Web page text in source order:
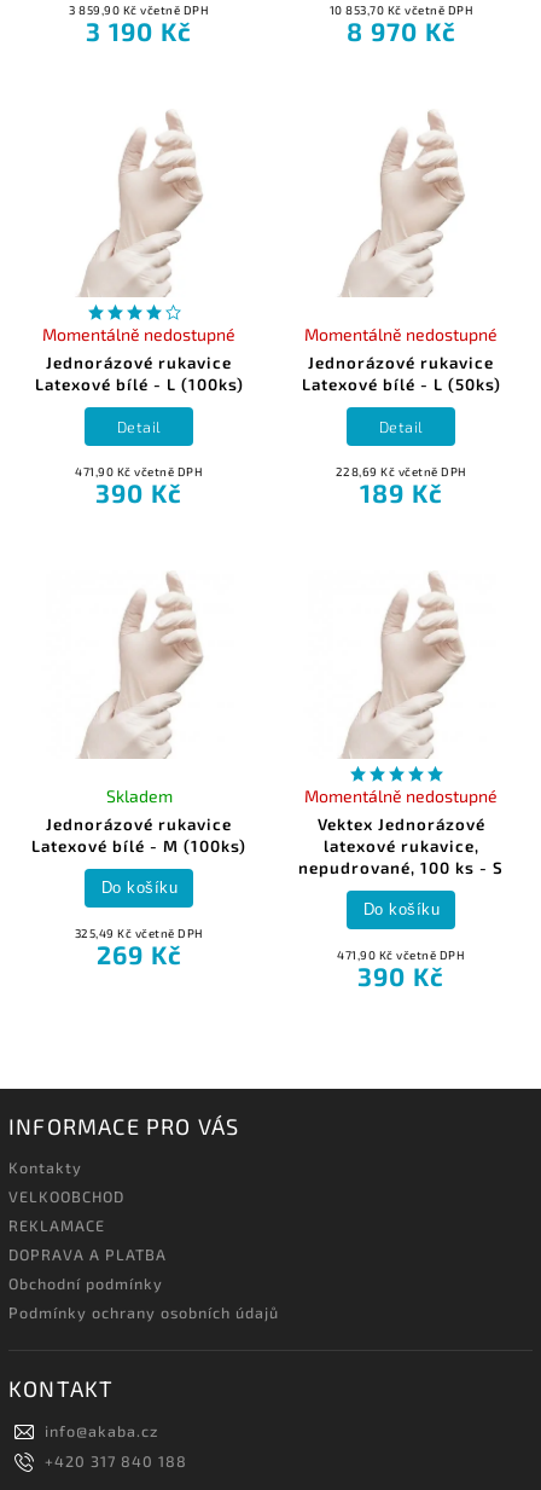
3 859,90 Kč včetně DPH
3 190 Kč
10 853,70 Kč včetně DPH
8 970 Kč
Jednorázové rukavice
Latexové bílé - L (100ks)
Momentálně nedostupné
471,90 Kč včetně DPH
390 Kč
Detail
Jednorázové rukavice
Latexové bílé - L (50ks)
Momentálně nedostupné
228,69 Kč včetně DPH
189 Kč
Detail
Jednorázové rukavice
Latexové bílé - M (100ks)
Skladem
325,49 Kč včetně DPH
269 Kč
Do košíku
Vektex Jednorázové
latexové rukavice,
nepudrované, 100 ks - S
Momentálně nedostupné
471,90 Kč včetně DPH
390 Kč
Do košíku
INFORMACE PRO VÁS
Kontakty
VELKOOBCHOD
REKLAMACE
DOPRAVA A PLATBA
Obchodní podmínky
Podmínky ochrany osobních údajů
KONTAKT
info@akaba.cz
+420 317 840 188